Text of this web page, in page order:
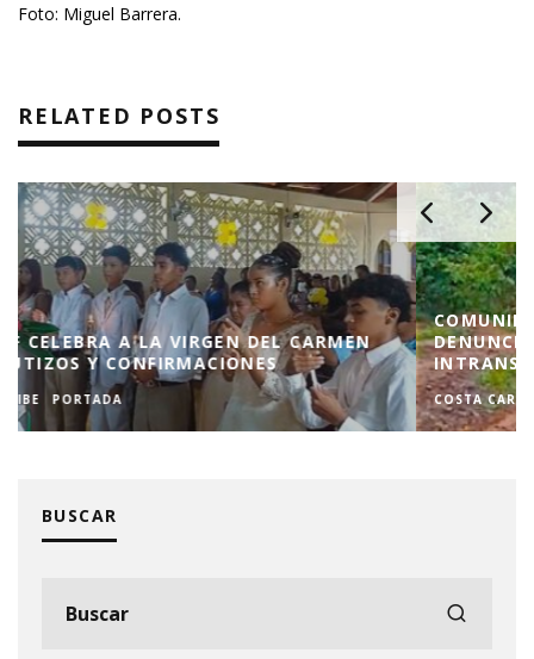
Foto: Miguel Barrera.
RELATED POSTS
COMUNIDADES RURALES DE BLUEFIELDS
DENUNCIAN ABANDONO POR CARRETERA
INTRANSITABLE
COSTA CARIBE PORTADA SALUD
BUSCAR